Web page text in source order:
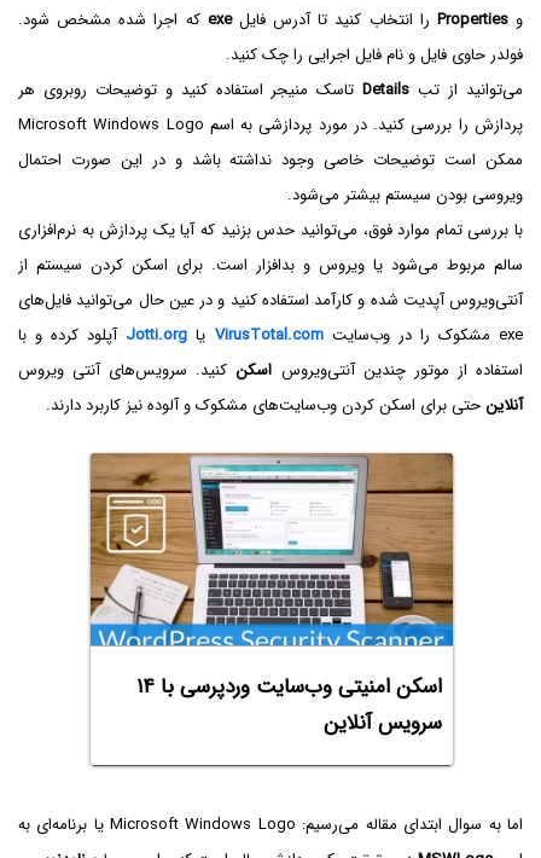
وProperties‌ را انتخاب کنید تا آدرس فایلexe که اجرا شده مشخص شود.
فولدر حاوی فایل و نام فایل اجرایی را چک کنید.
می‌توانید از تب Detailsتاسک منیجر استفاده کنید و توضیحات روبروی هر
پردازش را بررسی کنید. در مورد پردازشی به اسم Microsoft Windows Logo
ممکن است توضیحات خاصی وجود نداشته باشد و در این صورت احتمال
ویروسی بودن سیستم بیشتر می‌شود.
با بررسی تمام موارد فوق، می‌توانید حدس بزنید که آیا یک پردازش به نرم‌افزاری
سالم مربوط می‌شود یا ویروس و بدافزار است. برای اسکن کردن سیستم از
آنتی‌ویروس آپدیت شده و کارآمد استفاده کنید و در عین حال می‌توانید فایل‌های
exe مشکوک را در وب‌سایت
VirusTotal.com یا Jotti.org آپلود کرده و با
استفاده از موتور چندین آنتی‌ویروس اسکنکنید. سرویس‌های آنتی ویروس
آنلاینحتی برای اسکن کردن وب‌سایت‌های مشکوک و آلوده نیز کاربرد دارند.
اسکن امنیتی وب‌سایت وردپرسی با ۱۴
سرویس آنلاین
اما به سوال ابتدای مقاله می‌رسیم: Microsoft Windows Logo یا برنامه‌ای به